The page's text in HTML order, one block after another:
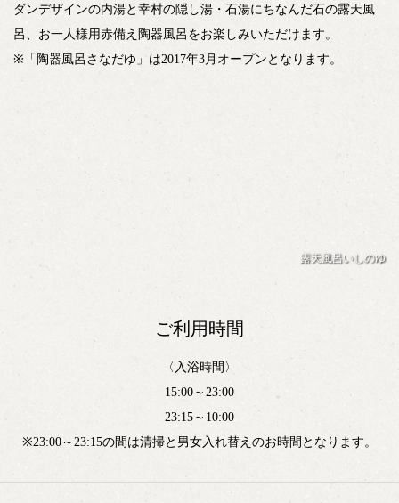
ダンデザインの内湯と幸村の隠し湯・石湯にちなんだ石の露天風
呂、お一人様用赤備え陶器風呂をお楽しみいただけます。
※「陶器風呂さなだゆ」は2017年3月オープンとなります。
露天風呂いしのゆ
ご利用時間
〈入浴時間〉
15:00～23:00
23:15～10:00
※23:00～23:15の間は清掃と男女入れ替えのお時間となります。